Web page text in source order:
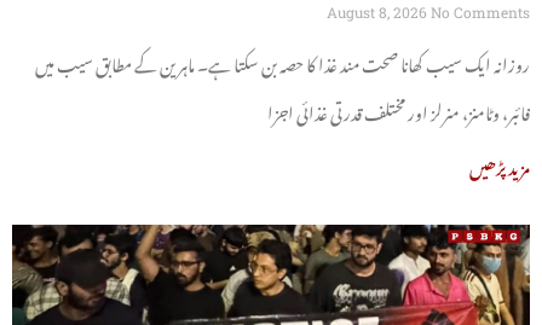
August 8, 2026 No Comments
روزانہ ایک سیب کھانا صحت مند غذا کا حصہ بن سکتا ہے۔ ماہرین کے مطابق سیب میں
فائبر، وٹامنز، منرلز اور مختلف قدرتی غذائی اجزا
مزید پڑھیں